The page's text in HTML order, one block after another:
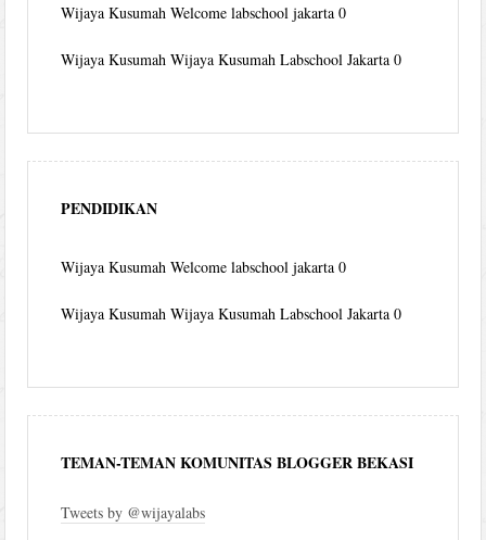
Wijaya Kusumah Welcome labschool jakarta 0
Wijaya Kusumah Wijaya Kusumah Labschool Jakarta 0
PENDIDIKAN
Wijaya Kusumah Welcome labschool jakarta 0
Wijaya Kusumah Wijaya Kusumah Labschool Jakarta 0
TEMAN-TEMAN KOMUNITAS BLOGGER BEKASI
Tweets by @wijayalabs